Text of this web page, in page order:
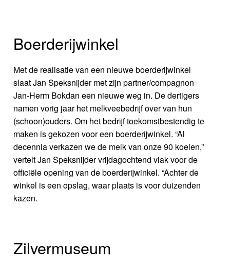
Boerderijwinkel
Met de realisatie van een nieuwe boerderijwinkel
slaat Jan Speksnijder met zijn partner/compagnon
Jan-Herm Bokdan een nieuwe weg in. De dertigers
namen vorig jaar het melkveebedrijf over van hun
(schoon)ouders. Om het bedrijf toekomstbestendig te
maken is gekozen voor een boerderijwinkel. “Al
decennia verkazen we de melk van onze 90 koeien,”
vertelt Jan Speksnijder vrijdagochtend vlak voor de
officiële opening van de boerderijwinkel. “Achter de
winkel is een opslag, waar plaats is voor duizenden
kazen.
Zilvermuseum